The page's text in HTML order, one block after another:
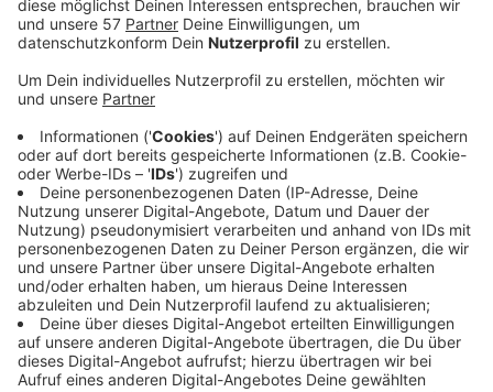
Der Aachener Stadtrat hat am Mittwochabend die
sieben verkaufsoffenen Sonntage für dieses Jahr
Dazu gehört wie gewohnt der Sonntag Ende Juni
während des „Soerser Sonntags“ beim CHIO. Auch der
2. Adventssonntag in der Innenstadt am 8.12. wird
wieder begleitend zum Weihnachtsmarkt und den
Adventsmärkten verkaufsoffen sein.
Für Burtscheid hat man den 5. Mai zum Burtscheider
Mai-Weinfest beschlossen - und auch hier den 2.
Adventssonntag.
In Brand sind der 12. Mai anlässlich des Brander
Weinfests, der 24.10. zur Herbstkirmes und der 3.